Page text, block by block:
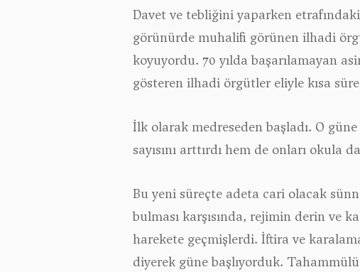
Davet ve tebliğini yaparken
görünürde muhalifi görünen ilhadi
koyuyordu. 70 yılda başarılamayan
gösteren ilhadi örgütler eliyle kısa
İlk olarak medreseden başladı. O
sayısını arttırdı hem de onları
Bu yeni süreçte adeta cari olacak
bulması karşısında, rejimin derin ve
harekete geçmişlerdi. İftira ve
diyerek güne başlıyorduk.